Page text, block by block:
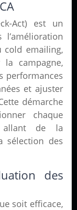
Act) est un
l’amélioration
cold emailing,
campagne,
performances
et ajuster
démarche
chaque
allant de la
sélection des
des
soit efficace,